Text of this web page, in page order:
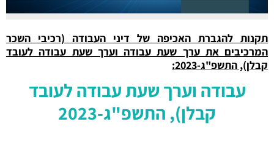
תקנות להגברת האכיפה של דיני העבודה (רכיבי השכר
המרכיבים את ערך שעת עבודה וערך שעת עבודה לעובד
קבלן), התשפ"ג-2023:
עבודה וערך שעת עבודה לעובד
קבלן), התשפ"ג-2023